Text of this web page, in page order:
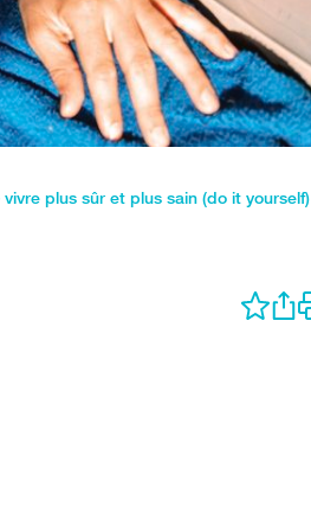
vivre plus sûr et plus sain (do it yourself)